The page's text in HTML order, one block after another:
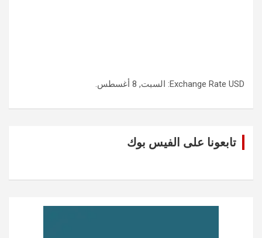
Exchange Rate USD : السبت, 8 أغسطس.
تابعونا على الفيس بوك